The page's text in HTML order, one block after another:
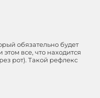
обязательно будет
все, что находится
рот). Такой рефлекс